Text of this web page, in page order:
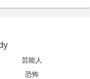
芸能人
恐怖